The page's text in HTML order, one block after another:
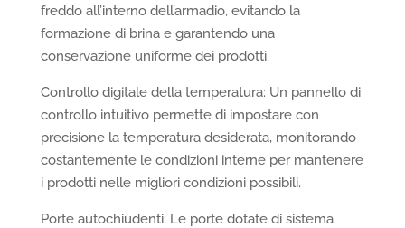
freddo all’interno dell’armadio, evitando la
formazione di brina e garantendo una
conservazione uniforme dei prodotti.
Controllo digitale della temperatura: Un pannello di
controllo intuitivo permette di impostare con
precisione la temperatura desiderata, monitorando
costantemente le condizioni interne per mantenere
i prodotti nelle migliori condizioni possibili.
Porte autochiudenti: Le porte dotate di sistema